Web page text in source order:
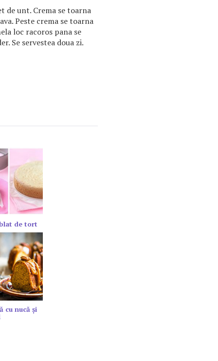
de unt. Crema se toarna
Peste crema se toarna
loc racoros pana se
Se servestea doua zi.
de tort
cu nucă și